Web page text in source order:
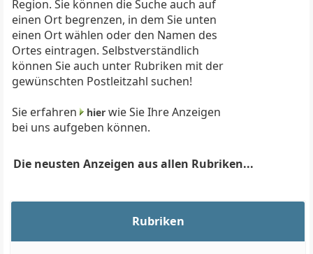
Region. Sie können die Suche auch auf
einen Ort begrenzen, in dem Sie unten
einen Ort wählen oder den Namen des
Ortes eintragen. Selbstverständlich
können Sie auch unter Rubriken mit der
gewünschten Postleitzahl suchen!
Sie erfahren
hierwie Sie Ihre Anzeigen
bei uns aufgeben können.
Die neusten Anzeigen aus allen Rubriken...
Rubriken